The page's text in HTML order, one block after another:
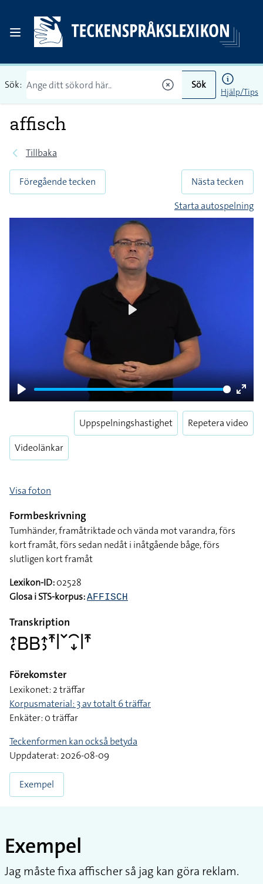
Sök: Sök
Hjälp/Tips
affisch
Tillbaka
Föregående tecken
Nästa tecken
Starta autospelning
Play
Enter
Videolänkar
Uppspelningshastighet Repetera video
Visa foton
Formbeskrivning
Tumhänder, framåtriktade och vända mot varandra, förs
kort framåt, förs sedan nedåt i inåtgående båge, förs
slutligen kort framåt
Lexikon-ID:02528
Glosa i STS-korpus:AFFISCH
Transkription
􌤴􌥗􌤧􌤧􌤴􌤶􌥵􌥼􌥧􌥯􌦊􌥼􌥵
Förekomster
Lexikonet: 2 träffar
Korpusmaterial: 3 av totalt 6 träffar
Enkäter: 0 träffar
Teckenformen kan också betyda
Uppdaterat: 2026-08-09
Exempel
Exempel
Jag måste fixa affischer så jag kan göra reklam.